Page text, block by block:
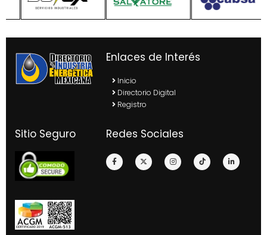
Enlaces de Interés
Inicio
Directorio Digital
Registro
Sitio Seguro Redes Sociales